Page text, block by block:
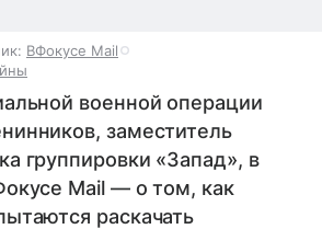
ВФокусе Mail
военной операции
заместитель
группировки «Запад», в
Mail — о том, как
раскачать